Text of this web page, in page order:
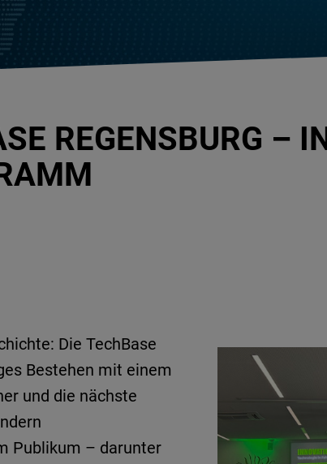
REGENSBURG –
Die TechBase
Bestehen mit einem
und die nächste
Publikum – darunter